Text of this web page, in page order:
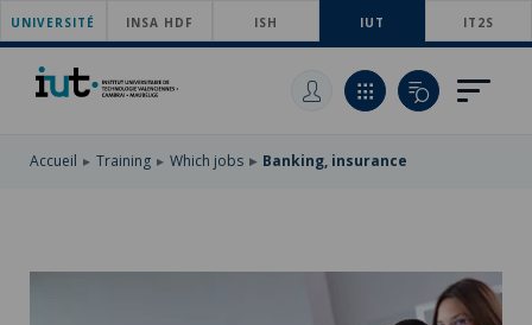
SKIP
TO
MAIN
NAVIGATION
SKIP
TO
MAIN
SKIP
UNIVERSITÉ INSA HDF ISH IUT IT2S
Accueil Training Which jobs Banking, insurance